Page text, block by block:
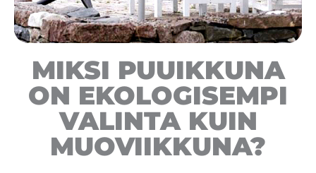
MIKSI PUUIKKUNA
ON EKOLOGISEMPI
VALINTA KUIN
MUOVIIKKUNA?